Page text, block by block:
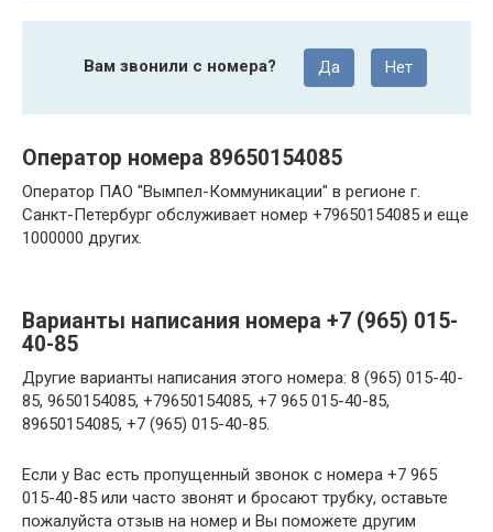
Вам звонили с номера? Да Нет
Оператор номера 89650154085
Оператор ПАО "Вымпел-Коммуникации" в регионе г.
Санкт-Петербург обслуживает номер +79650154085 и еще
1000000 других.
Варианты написания номера +7 (965) 015-
40-85
Другие варианты написания этого номера: 8 (965) 015-40-
85, 9650154085, +79650154085, +7 965 015-40-85,
89650154085, +7 (965) 015-40-85.
Если у Вас есть пропущенный звонок с номера +7 965
015-40-85 или часто звонят и бросают трубку, оставьте
пожалуйста отзыв на номер и Вы поможете другим